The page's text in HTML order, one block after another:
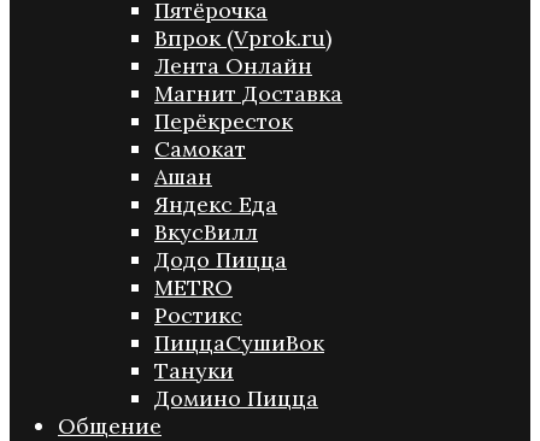
Пятёрочка
Впрок (Vprok.ru)
Лента Онлайн
Магнит Доставка
Перёкресток
Самокат
Ашан
Яндекс Еда
ВкусВилл
Додо Пицца
METRO
Ростикс
ПиццаСушиВок
Тануки
Домино Пицца
Общение